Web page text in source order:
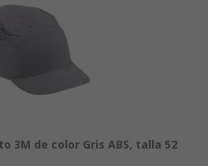
3M de color Gris ABS, talla 52